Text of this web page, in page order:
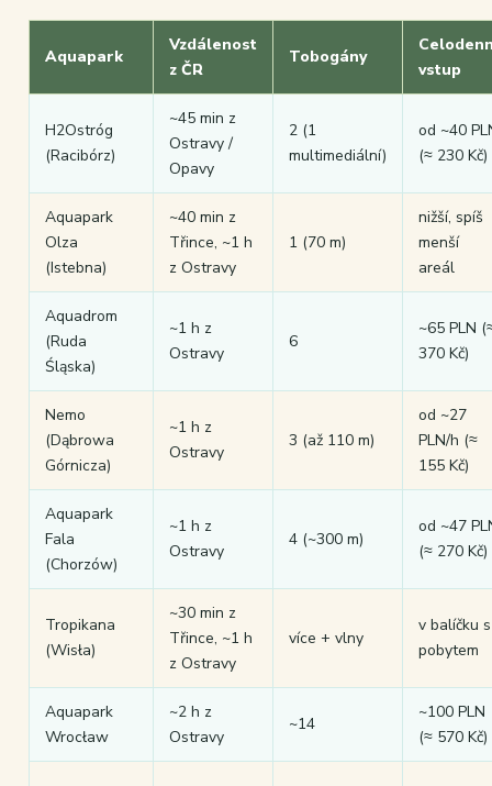
Aquapark
Vzdálenost
z ČR
Tobogány
vstup
H2Ostróg
(Racibórz)
~45 min z
Ostravy /
Opavy
2 (1
multimediální)
od ~40
(≈ 230 Kč)
Aquapark
Olza
(Istebna)
~40 min z
Třince, ~1 h
z Ostravy
1 (70 m)
nižší, spíš
menší
areál
Aquadrom
(Ruda
Śląska)
~1 h z
Ostravy
6
~65 PLN
370 Kč)
Nemo
(Dąbrowa
Górnicza)
~1 h z
Ostravy
3 (až 110 m)
od ~27
PLN/h (≈
155 Kč)
Aquapark
Fala
(Chorzów)
~1 h z
Ostravy
4 (~300 m)
od ~47
(≈ 270 Kč)
Tropikana
(Wisła)
~30 min z
Třince, ~1 h
z Ostravy
více + vlny
v balíčku s
pobytem
Aquapark
Wrocław
~2 h z
Ostravy
~14
~100 PLN
(≈ 570 Kč)